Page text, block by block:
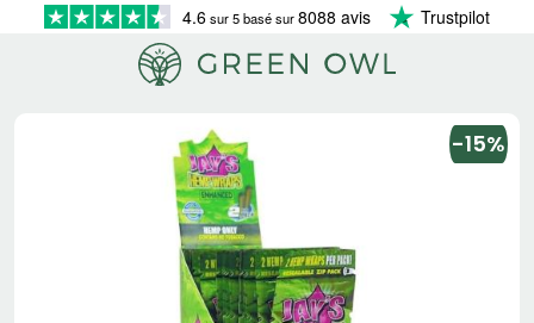
4.6sur 5 basé sur8088 avis Trustpilot
-15%